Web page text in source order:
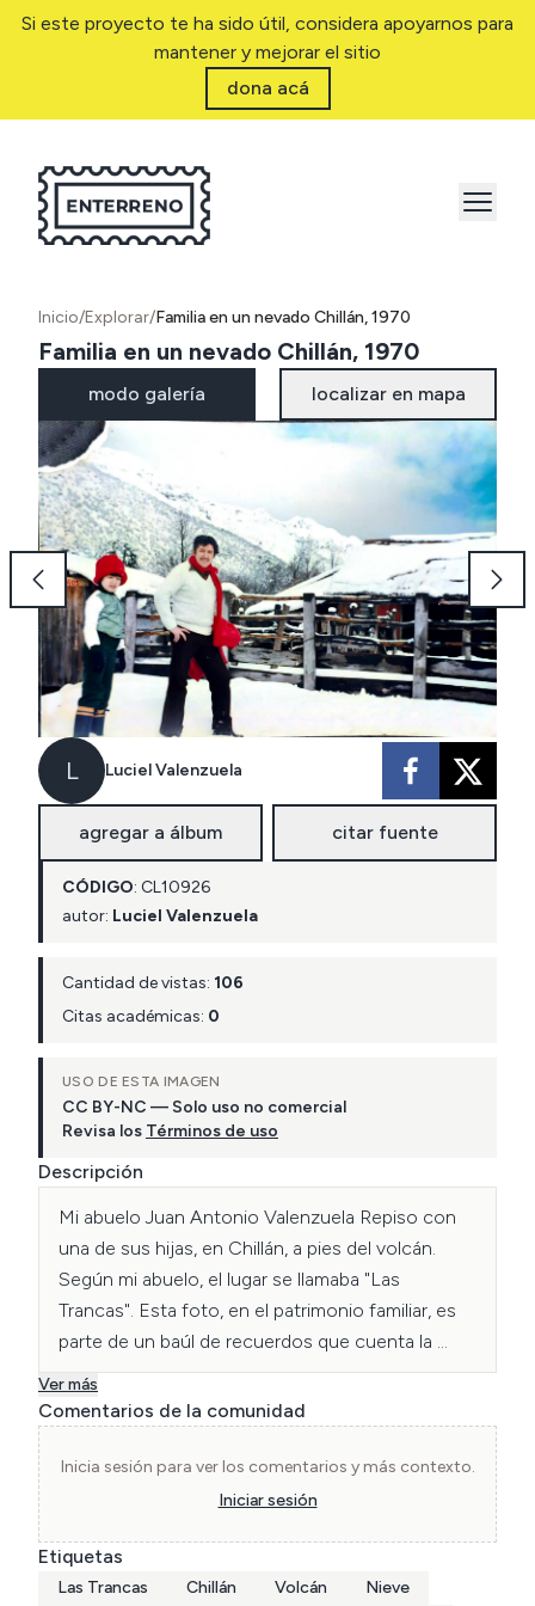
Si este proyecto te ha sido útil, considera apoyarnos para
mantener y mejorar el sitio
dona acá
Inicio/Explorar/Familia en un nevado Chillán, 1970
Familia en un nevado Chillán, 1970
modo galería localizar en mapa
L Luciel Valenzuela
agregar a álbum citar fuente
CÓDIGO: CL10926
autor: Luciel Valenzuela
Cantidad de vistas: 106
Citas académicas: 0
USO DE ESTA IMAGEN
CC BY-NC — Solo uso no comercial
Revisa los Términos de uso
Descripción
Mi abuelo Juan Antonio Valenzuela Repiso con
una de sus hijas, en Chillán, a pies del volcán.
Según mi abuelo, el lugar se llamaba "Las
Trancas". Esta foto, en el patrimonio familiar, es
parte de un baúl de recuerdos que cuenta la
historia de la familia a través de fotografías. El
presente patrimonio fotográfico documentado
conciliar un espacio liminal entre el presente y el
pasado, pues encarna personas que, al momento
más en sus cuerpos que en sus cabezas- la
experiencia ilustrada en la foto.
Ver más
Comentarios de la comunidad
Inicia sesión para ver los comentarios y más contexto.
Iniciar sesión
Etiquetas
Las Trancas Chillán Volcán
Nieve